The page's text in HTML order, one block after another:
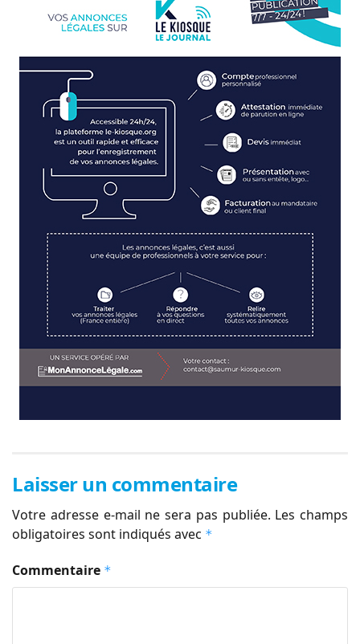
Laisser un commentaire
Votre adresse e-mail ne sera pas publiée. Les champs
obligatoires sont indiqués avec *
Commentaire *